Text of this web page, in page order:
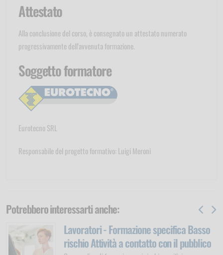
Attestato
Alla conclusione del corso, è consegnato un attestato numerato
progressivamente dell'avvenuta formazione.
Soggetto formatore
Eurotecno SRL
Responsabile del progetto formativo: Luigi Meroni
Potrebbero interessarti anche:
specifica Basso
con il pubblico
Preposti -
Corso online di
di tutti i settori o